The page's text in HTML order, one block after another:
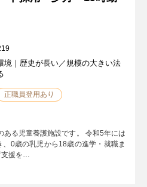
境｜歴史が長い／規模の大きい法
正職員登用あり
る児童養護施設です。 令和5年には
0歳の乳児から18歳の進学・就職ま
支援を…